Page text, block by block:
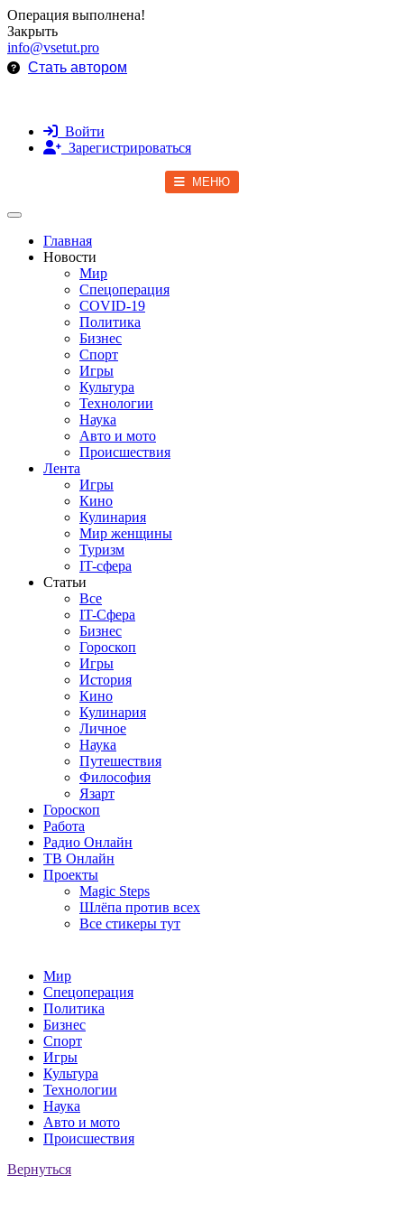
Операция выполнена!
Закрыть
info@vsetut.pro
Стать автором
Войти
Зарегистрироваться
МЕНЮ
Toggle navigation
Главная
Новости
Мир
Спецоперация
COVID-19
Политика
Бизнес
Спорт
Игры
Культура
Технологии
Наука
Авто и мото
Происшествия
Лента
Игры
Кино
Кулинария
Мир женщины
Туризм
IT-сфера
Статьи
Все
IT-Сфера
Бизнес
Гороскоп
Игры
История
Кино
Кулинария
Личное
Наука
Путешествия
Философия
Язарт
Гороскоп
Работа
Радио Онлайн
ТВ Онлайн
Проекты
Magic Steps
Шлёпа против всех
Все стикеры тут
Мир
Спецоперация
Политика
Бизнес
Спорт
Игры
Культура
Технологии
Наука
Авто и мото
Происшествия
Вернуться